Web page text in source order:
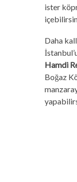
ister
Daha
Hamdi
Boğaz